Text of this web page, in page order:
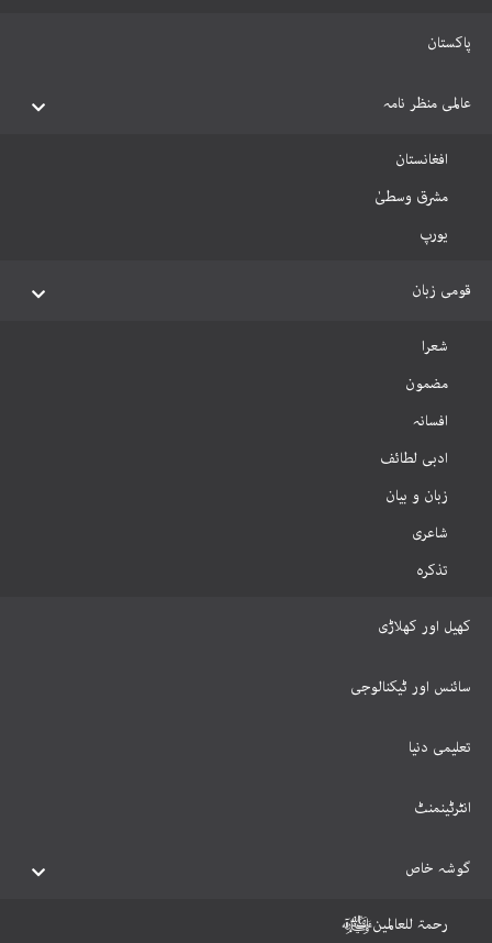
پاکستان
عالمی منظر نامہ
افغانستان
مشرق وسطیٰ
یورپ
قومی زبان
شعرا
مضمون
افسانہ
ادبی لطائف
زبان و بیان
شاعری
تذکرہ
کھیل اور کھلاڑی
سائنس اور ٹیکنالوجی
تعلیمی دنیا
انٹرٹینمنٹ
گوشہ خاص
رحمۃ للعالمینﷺ